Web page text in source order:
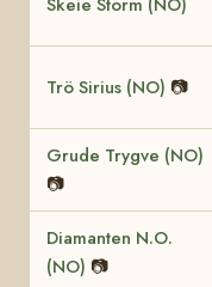
Trö Sirius (NO) 📷
Grude Trygve (NO)
📷
Diamanten N.O.
(NO) 📷